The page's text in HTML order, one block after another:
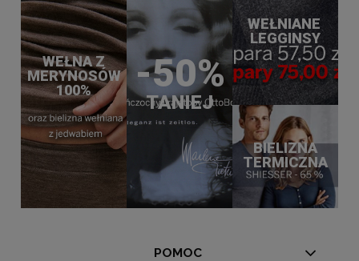
WEŁNA Z
MERYNOSÓW
100%
-50%
TANIEJ
WEŁNIANE
LEGGINSY
BIELIZNA
TERMICZNA
POMOC